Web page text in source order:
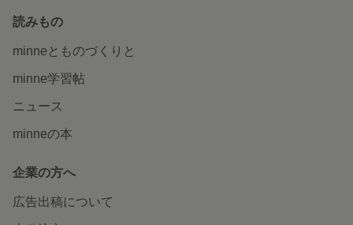
読みもの
minneとものづくりと
minne学習帖
ニュース
minneの本
企業の方へ
広告出稿について